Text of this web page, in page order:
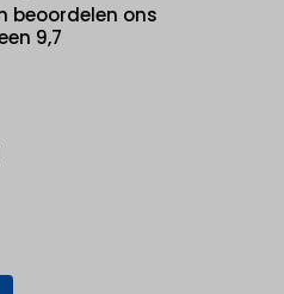
beoordelen ons
9,7